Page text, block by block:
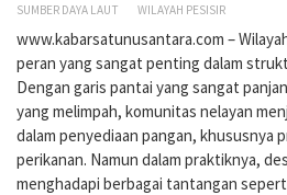
SUMBER DAYA LAUT
WILAYAH PESISIR
www.kabarsatunusantara.com –
peran yang sangat penting dalam
Dengan garis pantai yang sangat
yang melimpah, komunitas nelayan
dalam penyediaan pangan, khususnya
perikanan. Namun dalam praktiknya,
menghadapi berbagai tantangan